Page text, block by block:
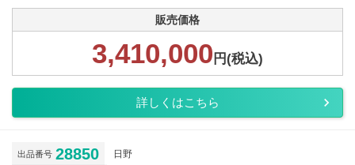
販売価格
3,410,000 円(税込)
詳しくはこちら
出品番号 28850 日野